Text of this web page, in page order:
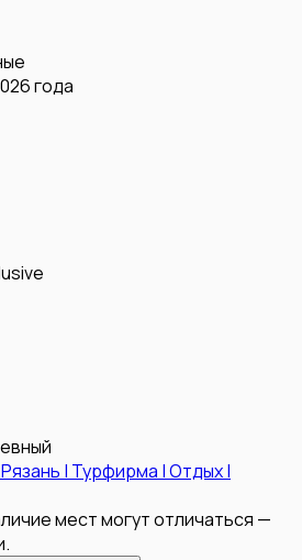
года
| Турфирма | Отдых |
мест могут отличаться —